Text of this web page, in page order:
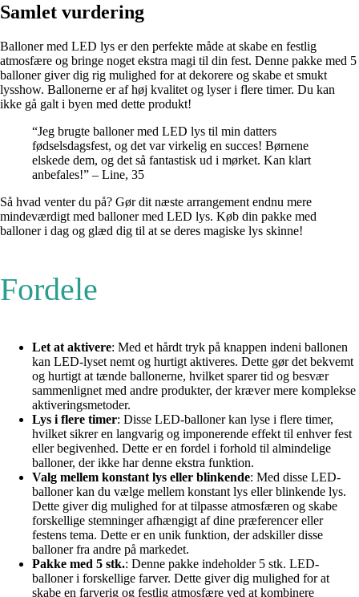
Samlet vurdering
Balloner med LED lys er den perfekte måde at skabe en festlig
atmosfære og bringe noget ekstra magi til din fest. Denne pakke med 5
balloner giver dig rig mulighed for at dekorere og skabe et smukt
lysshow. Ballonerne er af høj kvalitet og lyser i flere timer. Du kan
ikke gå galt i byen med dette produkt!
“Jeg brugte balloner med LED lys til min datters
fødselsdagsfest, og det var virkelig en succes! Børnene
elskede dem, og det så fantastisk ud i mørket. Kan klart
anbefales!” – Line, 35
Så hvad venter du på? Gør dit næste arrangement endnu mere
mindeværdigt med balloner med LED lys. Køb din pakke med
balloner i dag og glæd dig til at se deres magiske lys skinne!
Fordele
Let at aktivere: Med et hårdt tryk på knappen indeni ballonen
kan LED-lyset nemt og hurtigt aktiveres. Dette gør det bekvemt
og hurtigt at tænde ballonerne, hvilket sparer tid og besvær
sammenlignet med andre produkter, der kræver mere komplekse
aktiveringsmetoder.
Lys i flere timer: Disse LED-balloner kan lyse i flere timer,
hvilket sikrer en langvarig og imponerende effekt til enhver fest
eller begivenhed. Dette er en fordel i forhold til almindelige
balloner, der ikke har denne ekstra funktion.
Valg mellem konstant lys eller blinkende: Med disse LED-
balloner kan du vælge mellem konstant lys eller blinkende lys.
Dette giver dig mulighed for at tilpasse atmosfæren og skabe
forskellige stemninger afhængigt af dine præferencer eller
festens tema. Dette er en unik funktion, der adskiller disse
balloner fra andre på markedet.
Pakke med 5 stk.: Denne pakke indeholder 5 stk. LED-
balloner i forskellige farver. Dette giver dig mulighed for at
skabe en farverig og festlig atmosfære ved at kombinere